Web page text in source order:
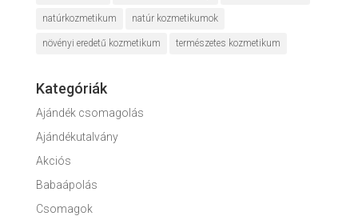
natúrkozmetikum natúr kozmetikumok
növényi eredetű kozmetikum természetes kozmetikum
Kategóriák
Ajándék csomagolás
Ajándékutalvány
Akciós
Babaápolás
Csomagok